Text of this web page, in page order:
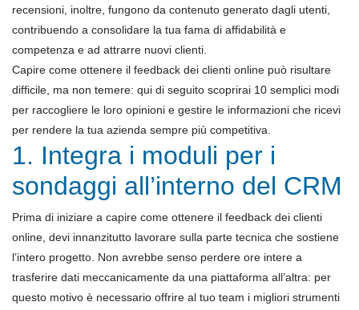
recensioni, inoltre, fungono da contenuto generato dagli utenti,
contribuendo a consolidare la tua fama di affidabilità e
competenza e ad attrarre nuovi clienti.
Capire come ottenere il feedback dei clienti online può risultare
difficile, ma non temere: qui di seguito scoprirai 10 semplici modi
per raccogliere le loro opinioni e gestire le informazioni che ricevi
per rendere la tua azienda sempre più competitiva.
1. Integra i moduli per i
sondaggi all’interno del CRM
Prima di iniziare a capire come ottenere il feedback dei clienti
online, devi innanzitutto lavorare sulla parte tecnica che sostiene
l’intero progetto. Non avrebbe senso perdere ore intere a
trasferire dati meccanicamente da una piattaforma all’altra: per
questo motivo è necessario offrire al tuo team i migliori strumenti